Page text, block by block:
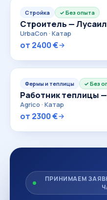
Стройка Без опыта
Строитель — Лусаил
UrbaCon · Катар
от 2400 €
Фермы и теплицы Без
Работник теплицы
Agrico · Катар
от 2300 €
ПРИНИМАЕМ